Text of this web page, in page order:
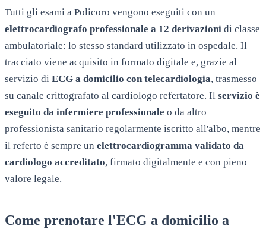
Tutti gli esami a Policoro vengono eseguiti con un
elettrocardiografo professionale a 12 derivazioni di classe
ambulatoriale: lo stesso standard utilizzato in ospedale. Il
tracciato viene acquisito in formato digitale e, grazie al
servizio di ECG a domicilio con telecardiologia, trasmesso
su canale crittografato al cardiologo refertatore. Il servizio è
eseguito da infermiere professionale o da altro
professionista sanitario regolarmente iscritto all'albo, mentre
il referto è sempre un elettrocardiogramma validato da
cardiologo accreditato, firmato digitalmente e con pieno
valore legale.
Come prenotare l'ECG a domicilio a